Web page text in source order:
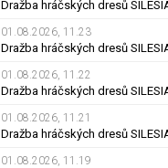
01.08.2026, 11.23
01.08.2026, 11.22
01.08.2026, 11.21
01.08.2026, 11.19